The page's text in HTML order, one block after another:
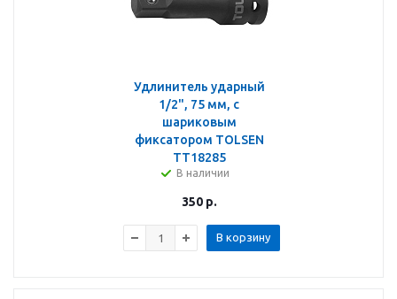
Удлинитель ударный
1/2", 75 мм, с
шариковым
фиксатором TOLSEN
TT18285
В наличии
350р.
В корзину